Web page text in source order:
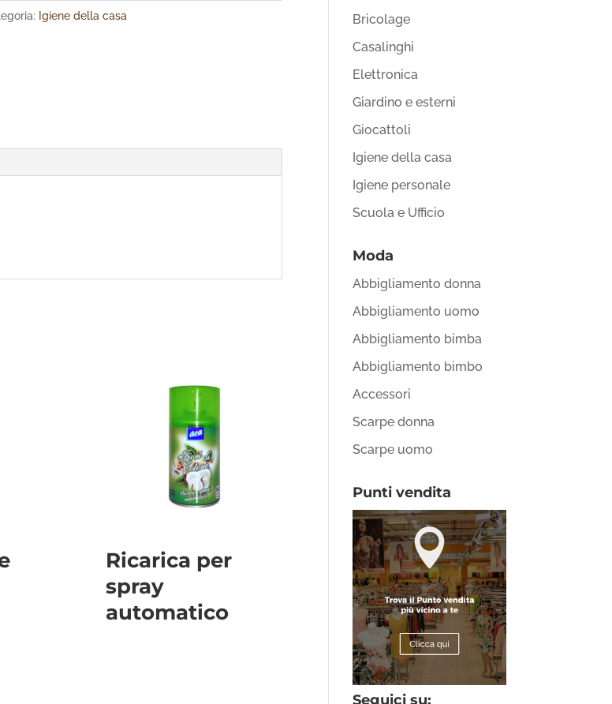
Igiene della casa
Ricarica per
spray
automatico
Bricolage
Casalinghi
Elettronica
Giardino e esterni
Giocattoli
Igiene della casa
Igiene personale
Scuola e Ufficio
Moda
Abbigliamento donna
Abbigliamento uomo
Abbigliamento bimba
Abbigliamento bimbo
Accessori
Scarpe donna
Scarpe uomo
Punti vendita
Seguici su: